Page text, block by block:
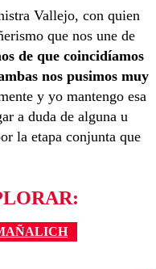
Vallejo, con quien
que nos une de
de que coincidíamos
nos pusimos muy
y yo mantengo esa
a duda de alguna u
la etapa conjunta que